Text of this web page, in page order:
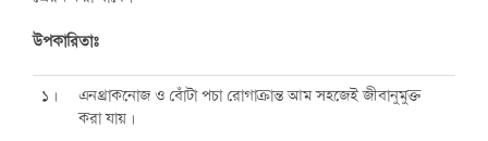
উপকারিতাঃ
১।
এনথ্রাকনোজ ও বোঁটা পচা রোগাক্রান্ত আম সহজেই জীবানুমুক্ত
করা যায়।